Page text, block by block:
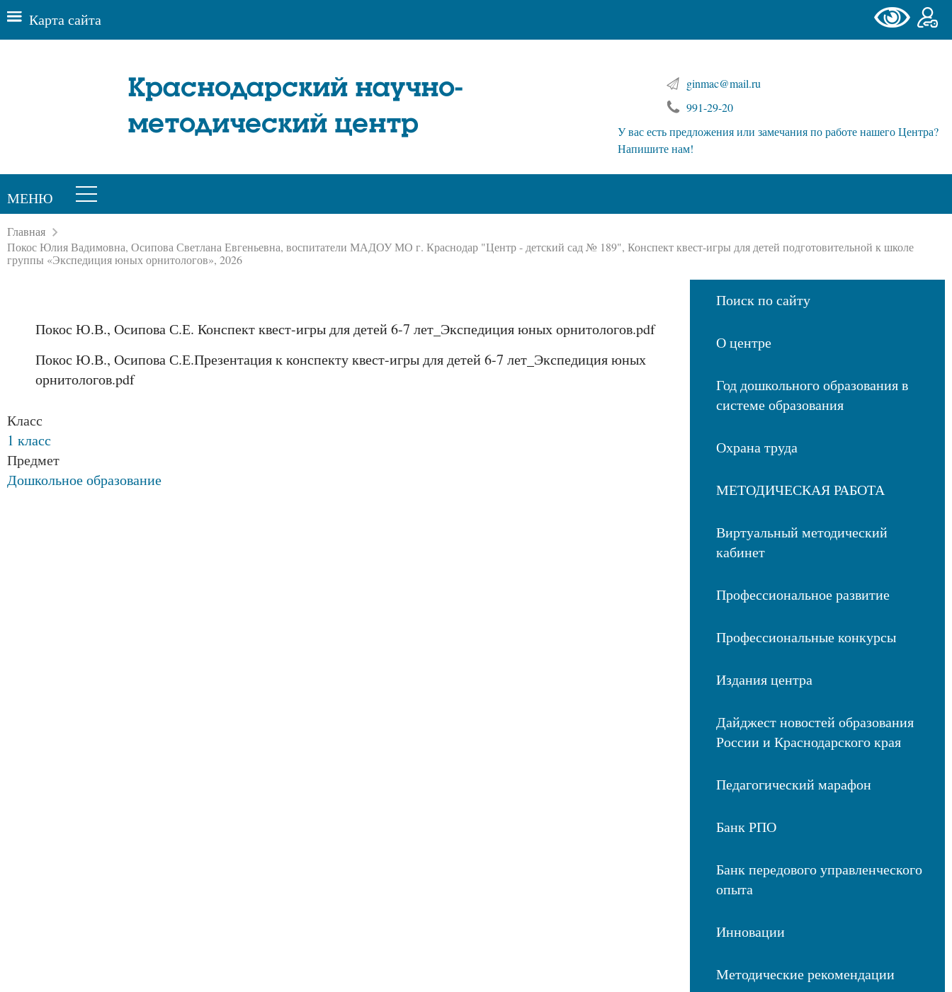
Карта сайта
Краснодарский научно-
методический центр
ginmac@mail.ru
991-29-20
У вас есть предложения или замечания по работе нашего Центра?
Напишите нам!
МЕНЮ
Главная
Покос Юлия Вадимовна, Осипова Светлана Евгеньевна, воспитатели МАДОУ МО г. Краснодар "Центр - детский сад № 189", Конспект квест-игры для детей подготовительной к школе
группы «Экспедиция юных орнитологов», 2026
Покос Ю.В., Осипова С.Е. Конспект квест-игры для детей 6-7 лет_Экспедиция юных орнитологов.pdf
Покос Ю.В., Осипова С.Е.Презентация к конспекту квест-игры для детей 6-7 лет_Экспедиция юных
орнитологов.pdf
Класс
1 класс
Предмет
Дошкольное образование
Поиск по сайту
О центре
Год дошкольного образования в
системе образования
Охрана труда
МЕТОДИЧЕСКАЯ РАБОТА
Виртуальный методический
кабинет
Профессиональное развитие
Профессиональные конкурсы
Издания центра
Дайджест новостей образования
России и Краснодарского края
Педагогический марафон
Банк РПО
Банк передового управленческого
опыта
Инновации
Методические рекомендации